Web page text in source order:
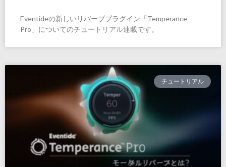
Eventideの新しいリバーブプラグイン「Temperance
Pro」についてのチュートリアル連載です。
チュートリアル